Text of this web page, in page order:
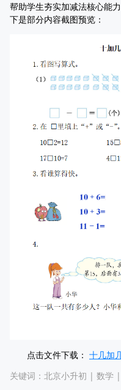
帮助学生夯实加减法核心能
下是部分内容截图预览：
点击文件下载： 十几加
关键词： 北京小升初 | 数学 |